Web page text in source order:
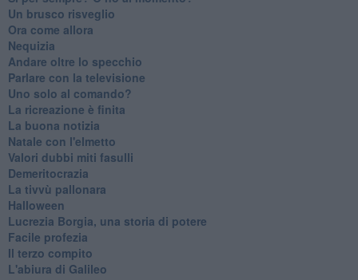
Un brusco risveglio
Ora come allora
Nequizia
Andare oltre lo specchio
Parlare con la televisione
Uno solo al comando?
La ricreazione è finita
La buona notizia
Natale con l'elmetto
Valori dubbi miti fasulli
Demeritocrazia
La tivvù pallonara
Halloween
​Lucrezia Borgia, una storia di potere
Facile profezia
Il terzo compito
L'abiura di Galileo